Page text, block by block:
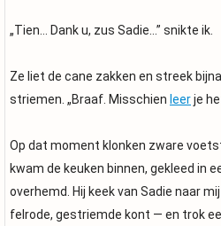
„Tien… Dank u, zus Sadie…” snikte ik.
Ze liet de cane zakken en streek
striemen. „Braaf. Misschien leerje
Op dat moment klonken zware
kwam de keuken binnen, gekleed in
overhemd. Hij keek van Sadie naar
felrode, gestriemde kont — en trok